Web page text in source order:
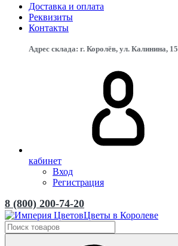
Доставка и оплата
Реквизиты
Контакты
Адрес склада: г. Королёв, ул. Калинина, 15
кабинет
Вход
Регистрация
8 (800) 200-74-20
Цветы в Королеве